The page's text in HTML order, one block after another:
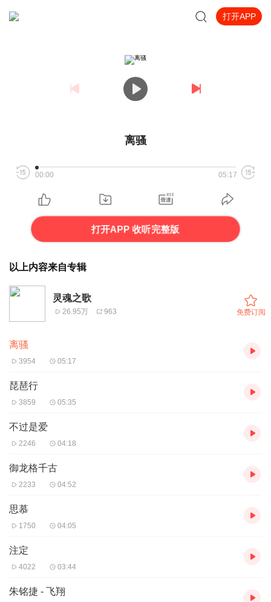
打开APP
离骚
00:00 05:17
打开APP 收听完整版
以上内容来自专辑
灵魂之歌
26.95万 963 免费订阅
离骚
3954 05:17
琵琶行
3859 05:35
不过是爱
2246 04:18
御龙格千古
2233 04:52
思慕
1750 04:05
注定
4022 03:44
朱铭捷 - 飞翔